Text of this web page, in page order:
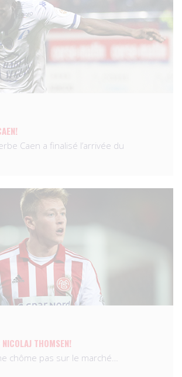
Caen a finalisé l’arrivée du
NICOLAJ THOMSEN!
chôme pas sur le marché…